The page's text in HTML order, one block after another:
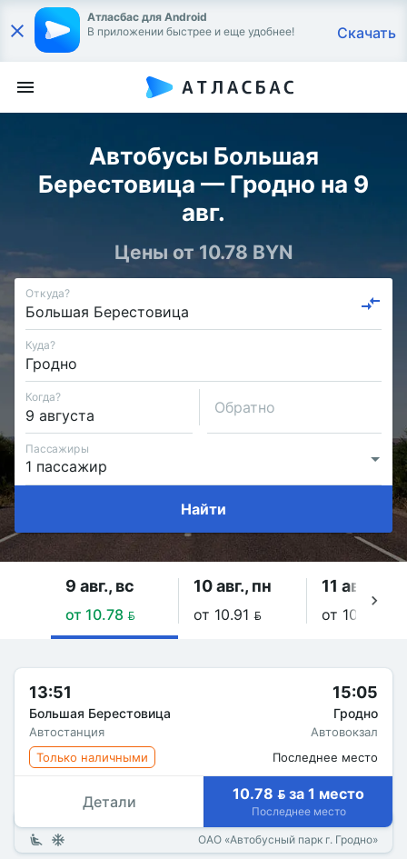
Атласбас для Android
В приложении быстрее и еще удобнее!
Скачать
Автобусы Большая
Берестовица — Гродно на 9
авг.
Цены от 10.78 BYN
Откуда?
Куда?
Когда?
Обратно
Пассажиры
Найти
9 авг., вс
от 10.78 
10 авг., пн
от 10.91 
11 авг., вт
от 10.91 
13:51
Большая Берестовица
Автостанция
15:05
Гродно
Автовокзал
Только наличными
Последнее место
Детали 10.78  за 1 место
Последнее место
ОАО «Автобусный парк г. Гродно»